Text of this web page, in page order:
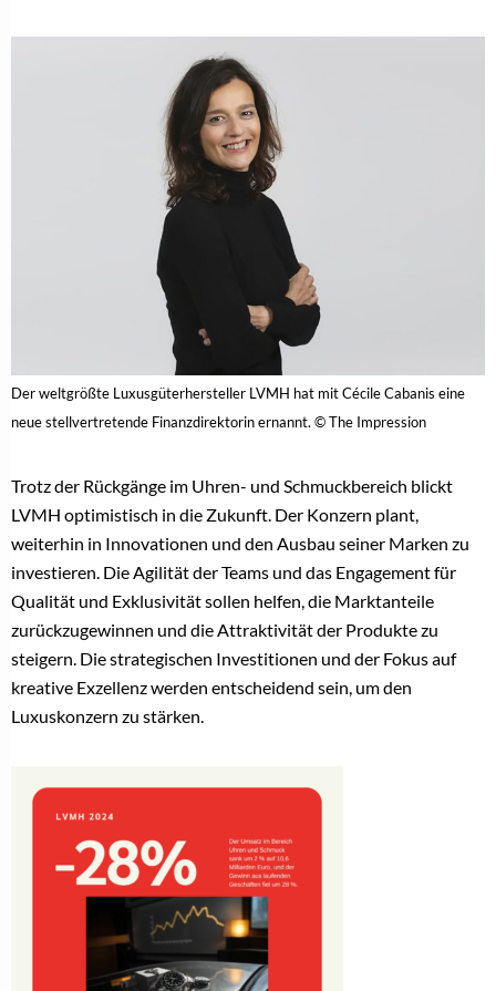
Der weltgrößte Luxusgüterhersteller LVMH hat mit Cécile Cabanis eine
neue stellvertretende Finanzdirektorin ernannt. © The Impression
Trotz der Rückgänge im Uhren- und Schmuckbereich blickt
LVMH optimistisch in die Zukunft. Der Konzern plant,
weiterhin in Innovationen und den Ausbau seiner Marken zu
investieren. Die Agilität der Teams und das Engagement für
Qualität und Exklusivität sollen helfen, die Marktanteile
zurückzugewinnen und die Attraktivität der Produkte zu
steigern. Die strategischen Investitionen und der Fokus auf
kreative Exzellenz werden entscheidend sein, um den
Luxuskonzern zu stärken.